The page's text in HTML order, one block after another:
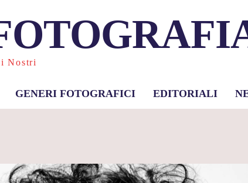
Nostri
GENERI FOTOGRAFICI EDITORIALI